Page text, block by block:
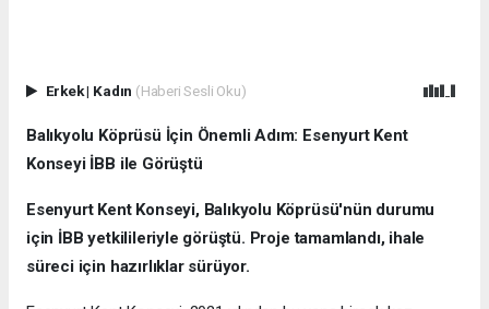
Erkek| Kadın (Haberi Sesli Oku)
Balıkyolu Köprüsü İçin Önemli Adım: Esenyurt Kent
Konseyi İBB ile Görüştü
Esenyurt Kent Konseyi, Balıkyolu Köprüsü'nün durumu
için İBB yetkilileriyle görüştü. Proje tamamlandı, ihale
süreci için hazırlıklar sürüyor.